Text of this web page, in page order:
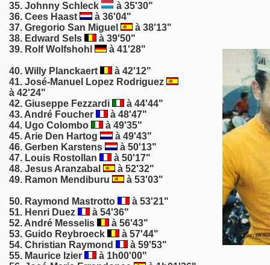
35. Johnny Schleck
à 35'30"
36. Cees Haast
à 36'04"
37. Gregorio San Miguel
à 38'13"
38. Edward Sels
à 39'50"
39. Rolf Wolfshohl à 41'28"
40. Willy Planckaert
à 42'12"
41. José-Manuel Lopez Rodriguez
à 42'24"
42. Giuseppe Fezzardi
à 44'44"
43. André Foucher
à 48'47"
44. Ugo Colombo
à 49'35"
45. Arie Den Hartog
à 49'43"
46. Gerben Karstens
à 50'13"
47. Louis Rostollan
à 50'17"
48. Jesus Aranzabal
à 52'32"
49. Ramon Mendiburu
à 53'03"
50. Raymond Mastrotto
à 53'21"
51. Henri Duez
à 54'36"
52. André Messelis
à 56'43"
53. Guido Reybroeck
à 57'44"
54. Christian Raymond
à 59'53"
55. Maurice Izier
à 1h00'00"